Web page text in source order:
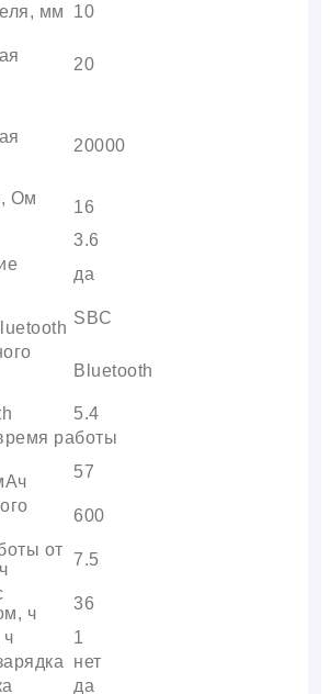
мм
10
20
20000
Ом
16
3.6
да
SBC
Bluetooth
5.4
работы
57
600
от
7.5
ч
36
ч
1
нет
да